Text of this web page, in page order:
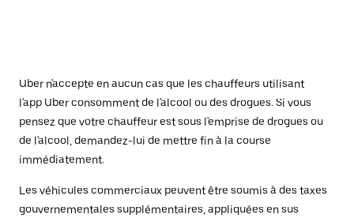
Uber n'accepte en aucun cas que les chauffeurs utilisant
l'app Uber consomment de l'alcool ou des drogues. Si vous
pensez que votre chauffeur est sous l'emprise de drogues ou
de l'alcool, demandez-lui de mettre fin à la course
immédiatement.
Les véhicules commerciaux peuvent être soumis à des taxes
gouvernementales supplémentaires, appliquées en sus